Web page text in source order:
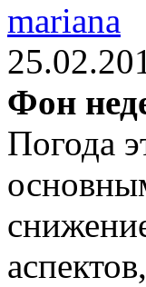
mariana
Фон
Погода